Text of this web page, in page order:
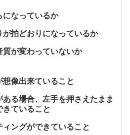
になっているか
が拍どおりになっているか
質が変わっていないか
想像出来ていること
ある場合、左手を押さえたまま
きていること
ィングができていること